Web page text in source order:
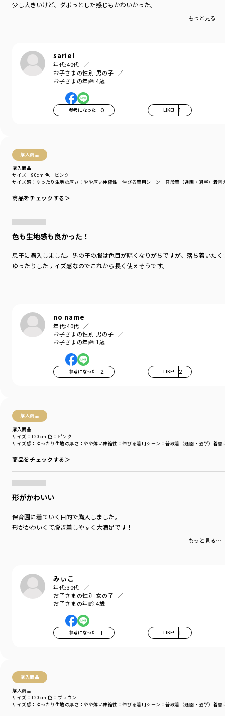
少し大きいけど、ダボっとした感じもかわいかった。
もっと見る…
sariel
年代:40代
お子さまの性別:男の子
お子さまの年齢:4歳
参考になった 0 LIKE! 1
購入商品
購入商品
サイズ感 ：ゆったり 生地の厚さ ：やや厚い伸縮性 ：伸びる着用シーン ：普段着（通園・通学） 着替
サイズ：90cm 色：ピンク
商品をチェックする＞
色も生地感も良かった！
息子に購入しました。男の子の服は色目が暗くなりがちですが、落ち着いた
ゆったりしたサイズ感なのでこれから長く使えそうです。
no name
年代:40代
お子さまの性別:男の子
お子さまの年齢:1歳
参考になった 2 LIKE! 2
購入商品
購入商品
サイズ感 ：ゆったり 生地の厚さ ：やや薄い伸縮性 ：伸びる着用シーン ：普段着（通園・通学） 着替
サイズ：120cm 色：ピンク
商品をチェックする＞
形がかわいい
保育園に着ていく目的で購入しました。
形がかわいくて脱ぎ着しやすく大満足です！
もっと見る…
みぃこ
年代:30代
お子さまの性別:女の子
お子さまの年齢:4歳
参考になった 1 LIKE! 1
購入商品
購入商品
サイズ感 ：ゆったり 生地の厚さ ：やや薄い伸縮性 ：伸びる着用シーン ：普段着（通園・通学） 着替
サイズ：120cm 色：ブラウン
モデル：身長109.0cm 体重18.0kg
カテゴリ
／
カラー
／ピンク
性別タイプ
／ BOY
／ 11-4105-357